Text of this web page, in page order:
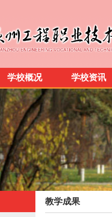
学校概况 学校资讯
教学成果